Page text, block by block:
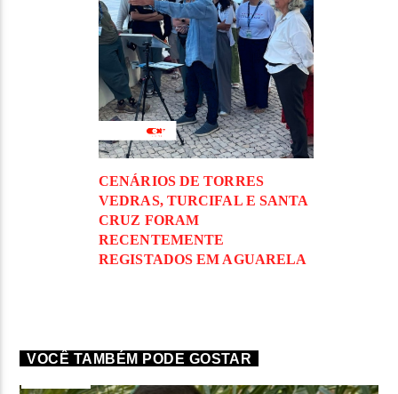
CENÁRIOS DE TORRES
VEDRAS, TURCIFAL E SANTA
CRUZ FORAM
RECENTEMENTE
REGISTADOS EM AGUARELA
VOCÊ TAMBÉM PODE GOSTAR